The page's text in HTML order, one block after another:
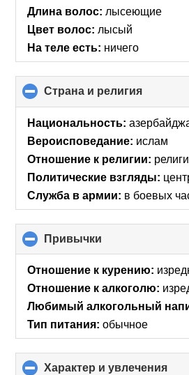
Длина волос: лысеющие
Цвет волос: лысый
На теле есть: ничего
Страна и религия
to
collapse
contents
Национальность:
Вероисповедание: ислам
Отношение к религии:
Политические взгляды:
Служба в армии: в боевых
Привычки
to
collapse
Отношение к курению:
Отношение к алкоголю:
Любимый алкогольный
Тип питания: обычное
Характер и увлечения